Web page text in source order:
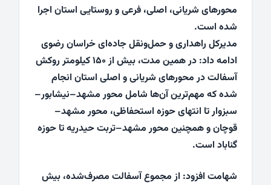
محورهای شریانی، اصلی، فرعی و روستایی استان اجرا
شده است.
مدیرکل راهداری و حمل‌ونقل جاده‌ای خراسان رضوی
ادامه داد: در همین مدت، بیش از ۱۵۰ کیلومتر روکش
آسفالت در محورهای شریانی و اصلی استان انجام
شده که مهم‌ترین آن‌ها شامل محور مشهد–نیشابور–
سبزوار تا انتهای حوزه استحفاظی، محور مشهد–
قوچان و همچنین محور مشهد–تربت حیدریه تا حوزه
گناباد است.
شهامت افزود: از مجموع آسفالت مصرف‌شده، بیش